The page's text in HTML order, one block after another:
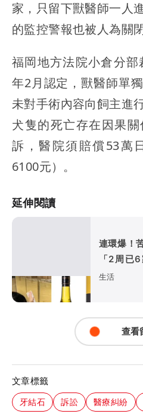
家，只留下獸醫師一人
的監控警報也被人為關閉
福岡地方法院小倉分
年2月認定，獸醫師單
未對手術內容向飼主進
犬隻的死亡存在因果
訴，醫院須賠償53萬
6100元）。
延伸閱讀
連環爆！
「2周已
應了
生活
查看
文章標籤
牙結石 訴訟 醫療糾紛